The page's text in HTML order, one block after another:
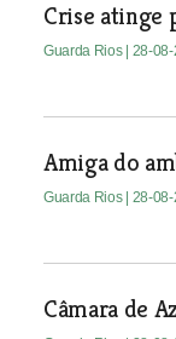
Crise atinge
Guarda Rios | 28-
Amiga do
Guarda Rios | 28-
Câmara de